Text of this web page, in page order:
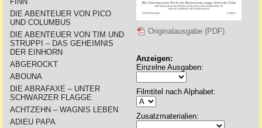
DIE ABENTEUER VON PICO
UND COLUMBUS
DIE ABENTEUER VON TIM UND
STRUPPI – DAS GEHEIMNIS
DER EINHORN
ABGEROCKT
ABOUNA
DIE ABRAFAXE – UNTER
SCHWARZER FLAGGE
ACHTZEHN – WAGNIS LEBEN
ADIEU PAPA
Originalausgabe (PDF)
Anzeigen:
Einzelne Ausgaben:
Filmtitel nach Alphabet:
Zusatzmaterialien: